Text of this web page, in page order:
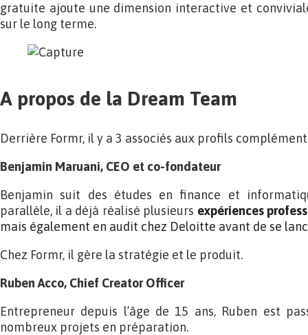
gratuite ajoute une dimension interactive et
sur le long terme.
A propos de la Dream Team
Derrière Formr, il y a 3 associés aux profils
Benjamin Maruani, CEO et co-fondateur
Benjamin suit des études en finance et
parallèle, il a déjà réalisé plusieurs expériences
mais également en audit chez Deloitte avant de se
Chez Formr, il gère la stratégie et le produit.
Ruben Acco, Chief Creator Officer
Entrepreneur depuis l’âge de 15 ans, Ruben est
nombreux projets en préparation.